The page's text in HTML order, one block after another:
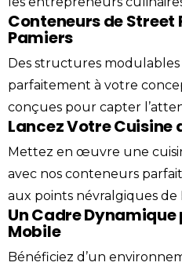
Conteneurs de Street
Pamiers
Des structures modulables
parfaitement à votre
conçues pour capter
Lancez Votre Cuisine
Mettez en œuvre une
avec nos conteneurs
aux points névralgiques de
Un Cadre
Mobile
Bénéficiez d’un